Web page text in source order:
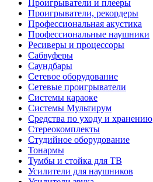
Проигрыватели и плееры
Проигрыватели, рекордеры
Профессиональная акустика
Профессиональные наушники
Ресиверы и процессоры
Сабвуферы
Саундбары
Сетевое оборудование
Сетевые проигрыватели
Системы караоке
Системы Мультирум
Средства по уходу и хранению
Стереокомплекты
Студийное оборудование
Тонармы
Тумбы и стойка для ТВ
Усилители для наушников